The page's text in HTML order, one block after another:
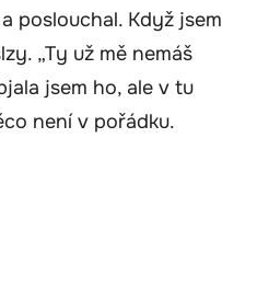
poslouchal. Když jsem
„Ty už mě nemáš
jsem ho, ale v tu
není v pořádku.